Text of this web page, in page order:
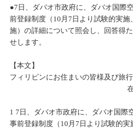
●7日、ダバオ市政府に、ダバオ国際
前登録制度（10月7日より試験的実施
施）の詳細について照会し、回答得
せします。
【本文】
フィリピンにお住まいの皆様及び旅
1 7日、ダバオ市政府に、ダバオ国際
事前登録制度（10月7日より試験的実